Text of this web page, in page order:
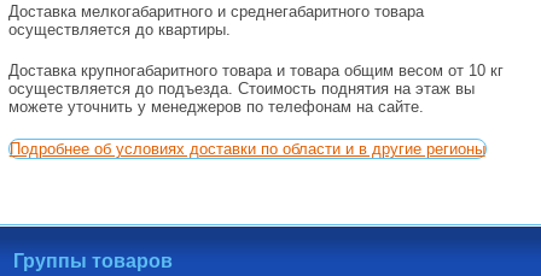
Доставка мелкогабаритного и среднегабаритного товара
осуществляется до квартиры.
Доставка крупногабаритного товара и товара общим весом от 10 кг
осуществляется до подъезда. Стоимость поднятия на этаж вы
можете уточнить у менеджеров по телефонам на сайте.
Подробнее об условиях доставки по области и в другие регионы
Группы товаров